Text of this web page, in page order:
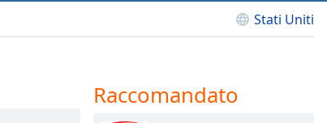
Stati Uniti
Raccomandato